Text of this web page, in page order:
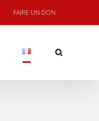
FAIRE UN DON